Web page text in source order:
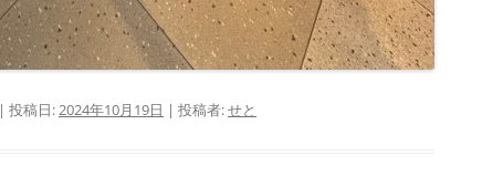
| 投稿日:2024年10月19日 | 投稿者:せと